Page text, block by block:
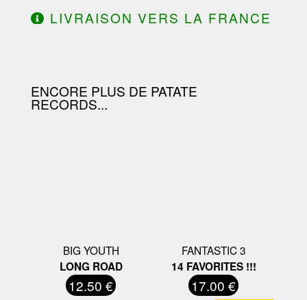
LIVRAISON VERS LA FRANCE
ENCORE PLUS DE PATATE
RECORDS...
BIG YOUTH
LONG ROAD
12.50 €
FANTASTIC 3
14 FAVORITES !!!
17.00 €